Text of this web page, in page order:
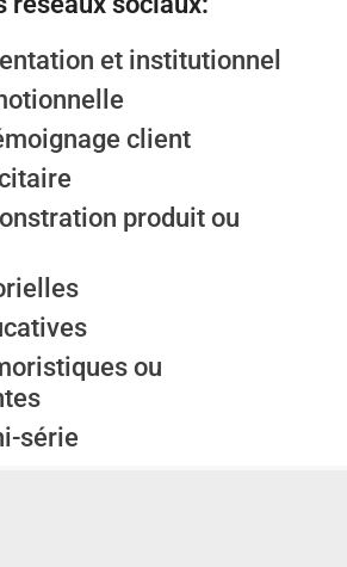
et institutionnel
client
produit ou
ou
série